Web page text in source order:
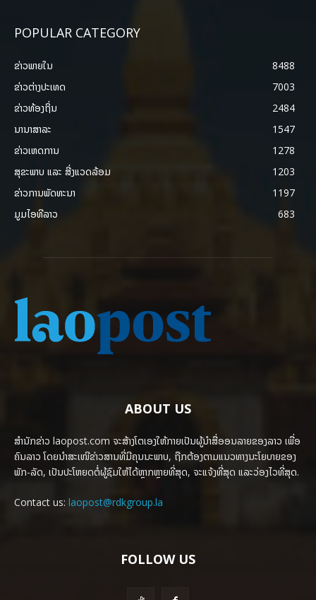
POPULAR CATEGORY
ຂ່າວພາຍ​ໃນ
8488
ຂ່າວຕ່າງປະເທດ
7003
ຂ່າວທ້ອງຖິ່ນ
2484
ນານາສາລະ
1547
ຂ່າວເຫດການ
1278
ສຸຂະພາບ ແລະ ສີ່ງແວດລ້ອມ
1203
ຂ່າວການພັດທະນາ
1197
ມູມໄອທີລາວ
683
ABOUT US
ສຳນັກຂ່າວ laopost.com ຈະສ້າງໂຕເອງໃຫ້ກາຍເປັນຜູ້ນຳສື່ອອນລາຍຂອງລາວ ເພື່ອ
ຄົນລາວ ໂດຍນຳສະເໜີຂ່າວສານທີ່ມີຄຸນນະພາບ, ຖືກຕ້ອງຕາມແນວທາງນະໂຍບາຍຂອງ
ພັກ-ລັດ, ເປັນປະໂຫຍດຕໍ່ຜູ້ຊົມໃຫ້ໄດ້ຫຼາກຫຼາຍທີ່ສຸດ, ຈະແຈ້ງທີ່ສຸດ ແລະວ່ອງໄວທີ່ສຸດ.
Contact us: laopost@rdkgroup.la
FOLLOW US